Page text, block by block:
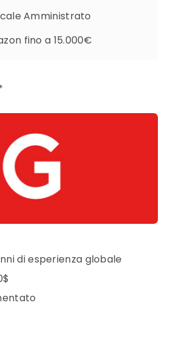
Amministrato
fino a 15.000€
di esperienza globale